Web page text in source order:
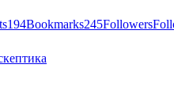
194Bookmarks245Followers